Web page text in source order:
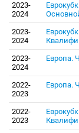
2023-
2024
2023-
2024
2023-
2024
Европа.
2022-
2023
Европа.
2022-
2023